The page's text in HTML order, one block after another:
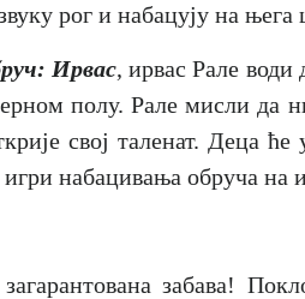
рог и набацују на њега
Ирвас, ирвас Рале води
полу. Рале мисли да
свој таленат. Деца
набацивања обруча на
забава!